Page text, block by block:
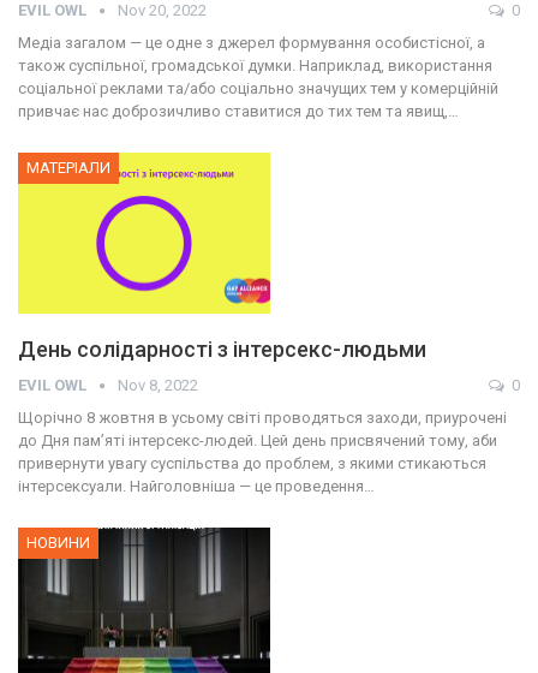
EVIL OWL Nov 20, 2022
0
Медіа загалом — це одне з джерел формування особистісної, а
також суспільної, громадської думки. Наприклад, використання
соціальної реклами та/або соціально значущих тем у комерційній
привчає нас доброзичливо ставитися до тих тем та явищ,…
МАТЕРІАЛИ
День солідарності з інтерсекс-людьми
EVIL OWL Nov 8, 2022
0
Щорічно 8 жовтня в усьому світі проводяться заходи, приурочені
до Дня пам’яті інтерсекс-людей. Цей день присвячений тому, аби
привернути увагу суспільства до проблем, з якими стикаються
інтерсексуали. Найголовніша — це проведення…
НОВИНИ